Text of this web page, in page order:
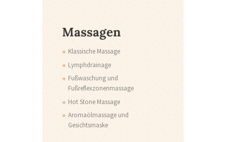
Massagen
Klassische Massage
Lymphdrainage
Fußwaschung und
Fußreflexzonenmassage
Hot Stone Massage
Aromaölmassage und
Gesichtsmaske